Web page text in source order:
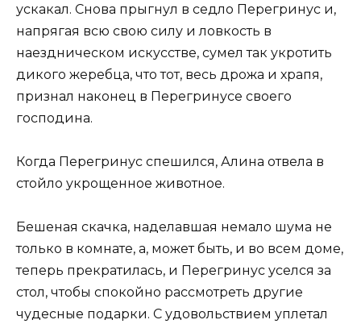
ускакал. Снова прыгнул в седло Перегринус и,
напрягая всю свою силу и ловкость в
наездническом искусстве, сумел так укротить
дикого жеребца, что тот, весь дрожа и храпя,
признал наконец в Перегринусе своего
господина.
Когда Перегринус спешился, Алина отвела в
стойло укрощенное животное.
Бешеная скачка, наделавшая немало шума не
только в комнате, а, может быть, и во всем доме,
теперь прекратилась, и Перегринус уселся за
стол, чтобы спокойно рассмотреть другие
чудесные подарки. С удовольствием уплетал